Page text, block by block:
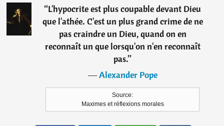
“L'hypocrite est plus coupable devant Dieu
que l'athée. C'est un plus grand crime de ne
pas craindre un Dieu, quand on en
reconnaît un que lorsqu'on n'en reconnaît
pas.”
―Alexander Pope
Source:
Maximes et réflexions morales